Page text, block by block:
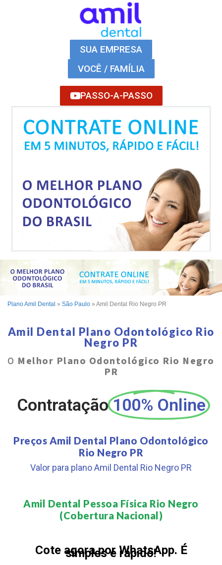
SUA EMPRESA
VOCÊ / FAMÍLIA
PASSO-A-PASSO
Plano Amil Dental » São Paulo » Amil Dental Rio Negro PR
Amil Dental Plano Odontológico Rio
Negro PR
O Melhor Plano Odontológico Rio Negro
PR
Contratação 100% Online
Preços Amil Dental Plano Odontológico
Rio Negro PR
Valor para plano Amil Dental Rio Negro PR
Amil Dental Pessoa Física Rio Negro
(Cobertura Nacional)​
Cote agora por WhatsApp. É
simples e rápido!